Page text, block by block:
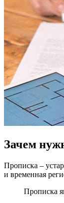
Зачем
Прописка –
и временная
Прописка